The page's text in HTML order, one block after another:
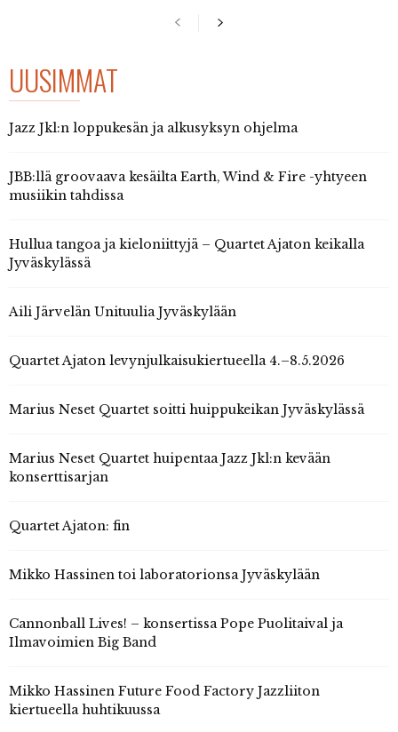
UUSIMMAT
Jazz Jkl:n loppukesän ja alkusyksyn ohjelma
JBB:llä groovaava kesäilta Earth, Wind & Fire -yhtyeen
musiikin tahdissa
Hullua tangoa ja kieloniittyjä – Quartet Ajaton keikalla
Jyväskylässä
Aili Järvelän Unituulia Jyväskylään
Quartet Ajaton levynjulkaisukiertueella 4.–8.5.2026
Marius Neset Quartet soitti huippukeikan Jyväskylässä
Marius Neset Quartet huipentaa Jazz Jkl:n kevään
konserttisarjan
Quartet Ajaton: fin
Mikko Hassinen toi laboratorionsa Jyväskylään
Cannonball Lives! – konsertissa Pope Puolitaival ja
Ilmavoimien Big Band
Mikko Hassinen Future Food Factory Jazzliiton
kiertueella huhtikuussa